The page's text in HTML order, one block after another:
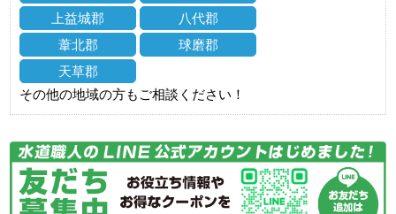
上益城郡
八代郡
葦北郡
球磨郡
天草郡
その他の地域の方もご相談ください！